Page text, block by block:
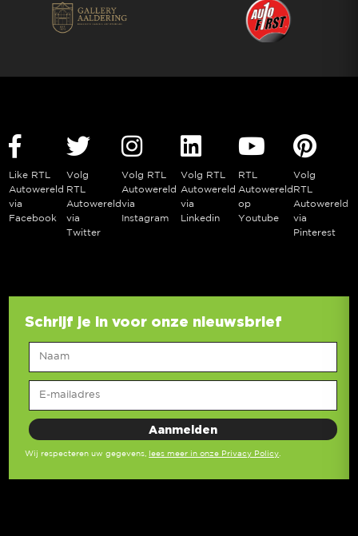
Like RTL
Autowereld
via
Facebook
Volg
RTL
Autowereld
via
Twitter
Volg RTL
Autowereld
via
Instagram
Volg RTL
Autowereld
via
Linkedin
RTL
Autowereld
op
Youtube
Volg
RTL
Autowereld
via
Pinterest
Schrijf je in voor onze nieuwsbrief
Wij respecteren uw gegevens, lees meer in onze Privacy Policy.